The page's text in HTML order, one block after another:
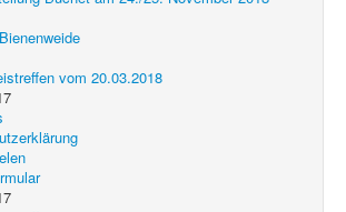
vom 20.03.2018